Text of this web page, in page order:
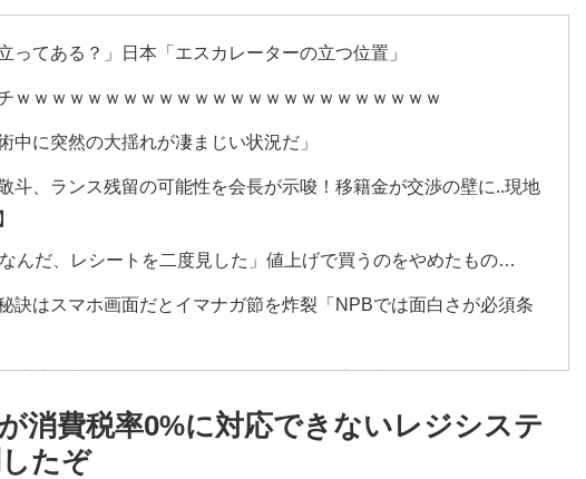
ってある？」日本「エスカレーターの立つ位置」
ｗｗｗｗｗｗｗｗｗｗｗｗｗｗｗｗｗｗｗｗｗｗｗｗ
に突然の大揺れが凄まじい状況だ」
斗、ランス残留の可能性を会長が示唆！移籍金が交渉の壁に..現地
んだ、レシートを二度見した」値上げで買うのをやめたもの…
訣はスマホ画面だとイマナガ節を炸裂「NPBでは面白さが必須条
地球の裏側の国がこちらです‥」→「国境を越えた驚くべき歴史
所有率が低すぎる、何故なのか」
消費税率0%に対応できないレジシステ
たぞ